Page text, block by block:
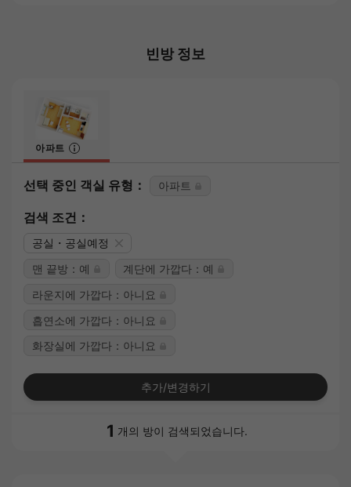
빈방 정보
아파트
선택 중인 객실 유형： 아파트
검색 조건：
공실・공실예정
맨 끝방：예
계단에 가깝다：예
라운지에 가깝다：아니요
흡연소에 가깝다：아니요
화장실에 가깝다：아니요
추가/변경하기
1 개의 방이 검색되었습니다.